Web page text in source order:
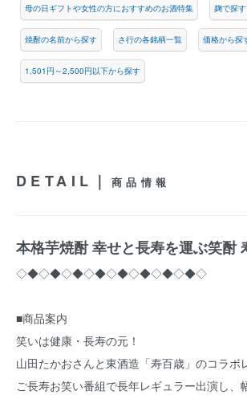
母の日ギフトや女性の方におすすめのお酒特集 麹で探す
焼酎の名前から探す さ行の各銘柄一覧 価格から探
1,501円～2,500円以下から探す
DETAIL｜ 商品情報
本格芋焼酎 幸せと長寿を運ぶ笑酎
◇◆◇◆◇◆◇◆◇◆◇◆◇◆◇◆◇
■商品案内
笑いは健康・長寿の元！
山田たかおさんと東酒造「寿百歳」のコラボ
ご長寿お笑い番組で長年レギュラー出演し、